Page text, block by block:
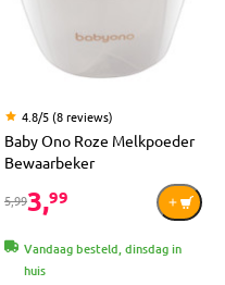
4.8/5 (8 reviews)
Baby Ono Roze Melkpoeder
Bewaarbeker
5,993,99
Vandaag besteld, dinsdag in
huis